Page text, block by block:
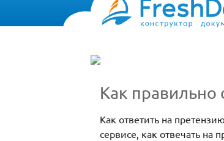
Как правильно
Как ответить на
сервисе, как отвечать на